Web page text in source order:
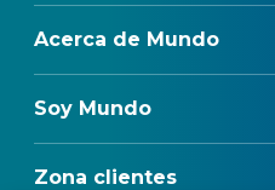
Acerca de Mundo
Soy Mundo
Zona clientes